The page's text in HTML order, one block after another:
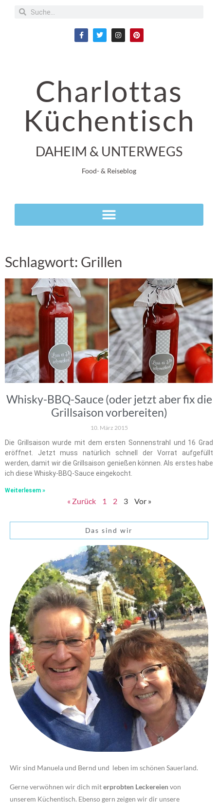
Charlottas
Küchentisch
DAHEIM & UNTERWEGS
Food- & Reiseblog
Schlagwort: Grillen
Whisky-BBQ-Sauce (oder jetzt aber fix die
Grillsaison vorbereiten)
10. März 2015
Die Grillsaison wurde mit dem ersten Sonnenstrahl und 16 Grad
eröffnet. Jetzt muss natürlich schnell der Vorrat aufgefüllt
werden, damit wir die Grillsaison genießen können. Als erstes habe
ich diese Whisky-BBQ-Sauce eingekocht.
Weiterlesem »
« Zurück 1 2 3 Vor »
Das sind wir
Wir sind Manuela und Bernd und leben im schönen Sauerland.
Gerne verwöhnen wir dich miterprobten Leckereienvon
unserem Küchentisch. Ebenso gern zeigen wir dir unsere